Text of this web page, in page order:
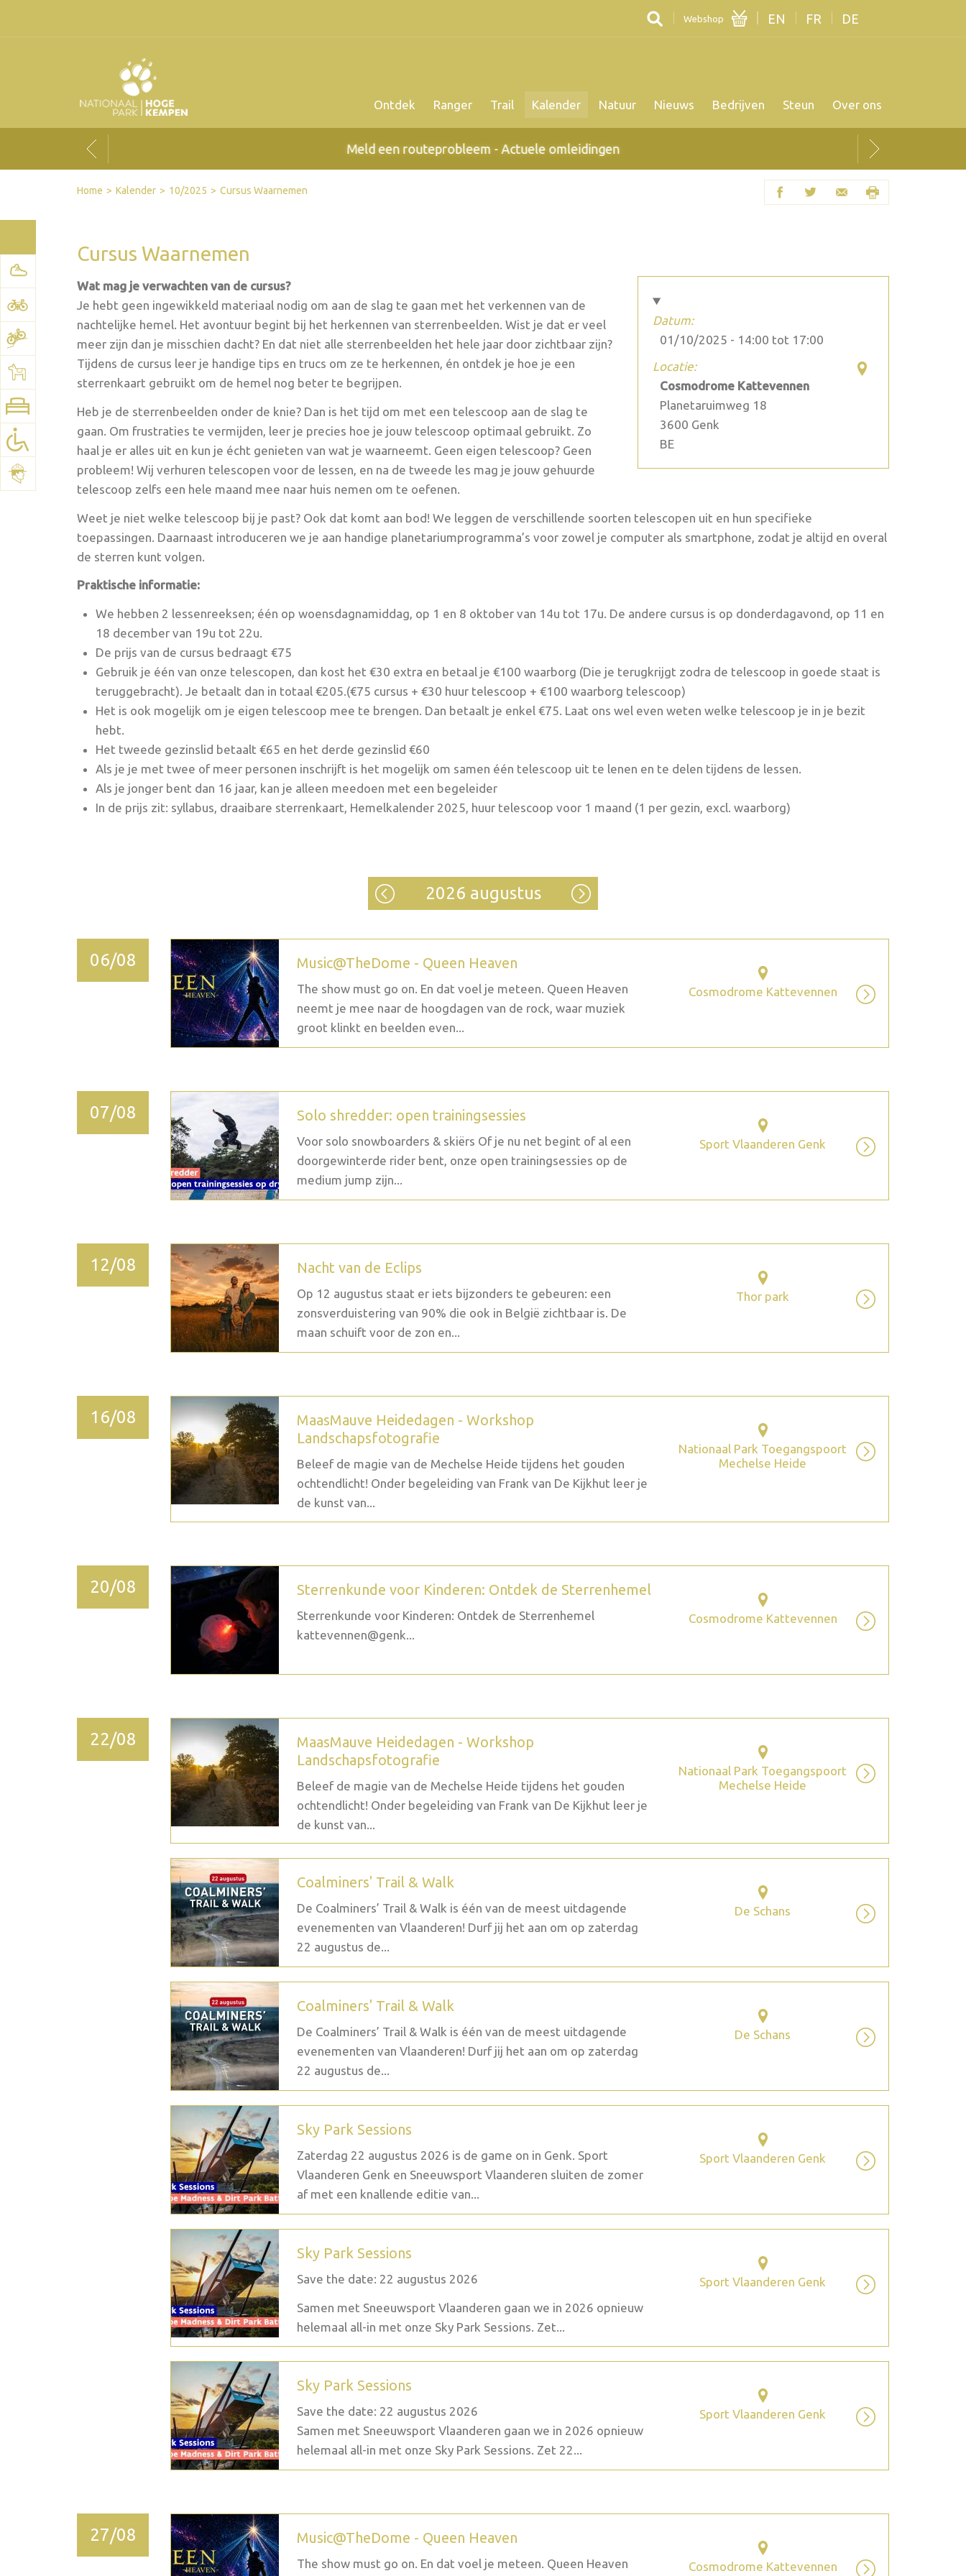
Webshop EN FR DE
Ontdek Ranger Trail Kalender Natuur Nieuws Bedrijven Steun Over ons
Meld een routeprobleem - Actuele omleidingen
FacebookTwitterSend by email
Printer-friendly version
Home Kalender 10/2025 Cursus Waarnemen
Cursus Waarnemen
Datum:
01/10/2025 - 14:00 tot 17:00
Locatie:
Bekijk het plan:
Google Maps
Cosmodrome Kattevennen
Planetaruimweg 18
3600 Genk
BE
Wat mag je verwachten van de cursus?
Je hebt geen ingewikkeld materiaal nodig om aan de slag te gaan met het verkennen van de
nachtelijke hemel. Het avontuur begint bij het herkennen van sterrenbeelden. Wist je dat er veel
meer zijn dan je misschien dacht? En dat niet alle sterrenbeelden het hele jaar door zichtbaar zijn?
Tijdens de cursus leer je handige tips en trucs om ze te herkennen, én ontdek je hoe je een
sterrenkaart gebruikt om de hemel nog beter te begrijpen.
Heb je de sterrenbeelden onder de knie? Dan is het tijd om met een telescoop aan de slag te
gaan. Om frustraties te vermijden, leer je precies hoe je jouw telescoop optimaal gebruikt. Zo
haal je er alles uit en kun je écht genieten van wat je waarneemt. Geen eigen telescoop? Geen
probleem! Wij verhuren telescopen voor de lessen, en na de tweede les mag je jouw gehuurde
telescoop zelfs een hele maand mee naar huis nemen om te oefenen.
Weet je niet welke telescoop bij je past? Ook dat komt aan bod! We leggen de verschillende soorten telescopen uit en hun specifieke
toepassingen. Daarnaast introduceren we je aan handige planetariumprogramma’s voor zowel je computer als smartphone, zodat je altijd en overal
de sterren kunt volgen.
Praktische informatie:
We hebben 2 lessenreeksen; één op woensdagnamiddag, op 1 en 8 oktober van 14u tot 17u. De andere cursus is op donderdagavond, op 11 en
18 december van 19u tot 22u.
De prijs van de cursus bedraagt €75
Gebruik je één van onze telescopen, dan kost het €30 extra en betaal je €100 waarborg (Die je terugkrijgt zodra de telescoop in goede staat is
teruggebracht). Je betaalt dan in totaal €205.(€75 cursus + €30 huur telescoop + €100 waarborg telescoop)
Het is ook mogelijk om je eigen telescoop mee te brengen. Dan betaalt je enkel €75. Laat ons wel even weten welke telescoop je in je bezit
hebt.
Het tweede gezinslid betaalt €65 en het derde gezinslid €60
Als je je met twee of meer personen inschrijft is het mogelijk om samen één telescoop uit te lenen en te delen tijdens de lessen.
Als je jonger bent dan 16 jaar, kan je alleen meedoen met een begeleider
In de prijs zit: syllabus, draaibare sterrenkaart, Hemelkalender 2025, huur telescoop voor 1 maand (1 per gezin, excl. waarborg)
2026 augustus
06/08 Music@TheDome - Queen Heaven
The show must go on. En dat voel je meteen. Queen Heaven
neemt je mee naar de hoogdagen van de rock, waar muziek
groot klinkt en beelden even...
Cosmodrome Kattevennen
07/08 Solo shredder: open trainingsessies
Voor solo snowboarders & skiërs Of je nu net begint of al een
doorgewinterde rider bent, onze open trainingsessies op de
medium jump zijn...
Sport Vlaanderen Genk
12/08 Nacht van de Eclips
Op 12 augustus staat er iets bijzonders te gebeuren: een
zonsverduistering van 90% die ook in België zichtbaar is. De
maan schuift voor de zon en...
Thor park
16/08
MaasMauve Heidedagen - Workshop
Landschapsfotografie
Beleef de magie van de Mechelse Heide tijdens het gouden
ochtendlicht! Onder begeleiding van Frank van De Kijkhut leer je
de kunst van...
Nationaal Park Toegangspoort
Mechelse Heide
20/08 Sterrenkunde voor Kinderen: Ontdek de Sterrenhemel
Sterrenkunde voor Kinderen: Ontdek de Sterrenhemel
kattevennen@genk...
Cosmodrome Kattevennen
22/08
MaasMauve Heidedagen - Workshop
Landschapsfotografie
Beleef de magie van de Mechelse Heide tijdens het gouden
ochtendlicht! Onder begeleiding van Frank van De Kijkhut leer je
de kunst van...
Nationaal Park Toegangspoort
Mechelse Heide
Coalminers' Trail & Walk
De Coalminers’ Trail & Walk is één van de meest uitdagende
evenementen van Vlaanderen! Durf jij het aan om op zaterdag
22 augustus de...
De Schans
Coalminers' Trail & Walk
De Coalminers’ Trail & Walk is één van de meest uitdagende
evenementen van Vlaanderen! Durf jij het aan om op zaterdag
22 augustus de...
De Schans
Sky Park Sessions
Zaterdag 22 augustus 2026 is de game on in Genk. Sport
Vlaanderen Genk en Sneeuwsport Vlaanderen sluiten de zomer
af met een knallende editie van...
Sport Vlaanderen Genk
Sky Park Sessions
Save the date: 22 augustus 2026
Samen met Sneeuwsport Vlaanderen gaan we in 2026 opnieuw
helemaal all-in met onze Sky Park Sessions. Zet...
Sport Vlaanderen Genk
Sky Park Sessions
Save the date: 22 augustus 2026
Samen met Sneeuwsport Vlaanderen gaan we in 2026 opnieuw
helemaal all-in met onze Sky Park Sessions. Zet 22...
Sport Vlaanderen Genk
27/08 Music@TheDome - Queen Heaven
The show must go on. En dat voel je meteen. Queen Heaven
Cosmodrome Kattevennen